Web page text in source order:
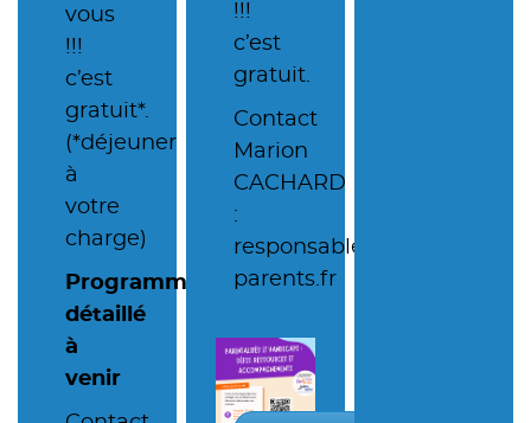
vous
!!!
c’est
gratuit*.
(*déjeuner
à
votre
charge)
Programme
détaillé
à
venir
!!!
c’est
gratuit.
Contact
Marion
CACHARD
:
responsableregion@cap-
parents.fr